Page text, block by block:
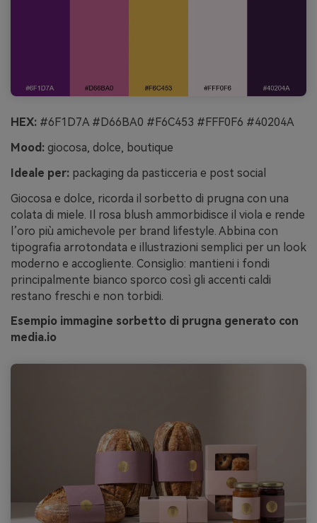
HEX: #6F1D7A #D66BA0 #F6C453 #FFF0F6 #40204A
Mood: giocosa, dolce, boutique
Ideale per: packaging da pasticceria e post social
Giocosa e dolce, ricorda il sorbetto di prugna con una
colata di miele. Il rosa blush ammorbidisce il viola e rende
l’oro più amichevole per brand lifestyle. Abbina con
tipografia arrotondata e illustrazioni semplici per un look
moderno e accogliente. Consiglio: mantieni i fondi
principalmente bianco sporco così gli accenti caldi
restano freschi e non torbidi.
Esempio immagine sorbetto di prugna generato con
media.io